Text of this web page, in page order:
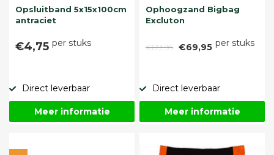
Opsluitband 5x15x100cm
antraciet
€4,75 per stuks
Direct leverbaar
Meer informatie
Ophoogzand Bigbag
Excluton
€89,95 €69,95 per stuks
Direct leverbaar
Meer informatie